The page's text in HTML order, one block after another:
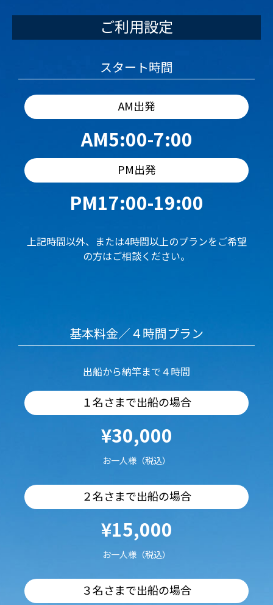
ご利用設定
スタート時間
AM出発
AM5:00-7:00
PM出発
PM17:00-19:00
上記時間以外、または4時間以上のプランをご希望
の方はご相談ください。
基本料金／４時間プラン
出船から納竿まで４時間
１名さまで出船の場合
¥30,000
お一人様（税込）
２名さまで出船の場合
¥15,000
お一人様（税込）
３名さまで出船の場合